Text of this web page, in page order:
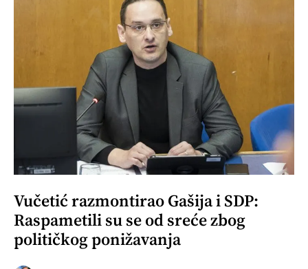
Vučetić razmontirao Gašija i SDP:
Raspametili su se od sreće zbog
političkog ponižavanja